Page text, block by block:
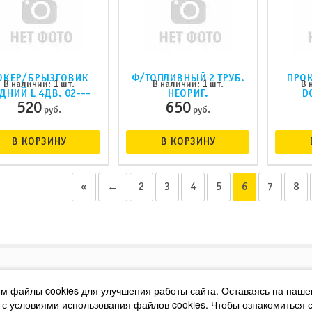
БРЫЗГОВИК
L 4ДВ. 02---
В наличии:1 шт.
520руб.
В КОРЗИНУ
Ф/ТОПЛИВНЫЙ 2 ТРУБ.
НЕОРИГ.
В наличии:1 шт.
650руб.
В КОРЗИНУ
В
« ← 2 3 4 5 6 7 8
PEMCO, YMIOIL, INTREK, GT
файлы cookies для улучшения работы сайта. Оставаясь на
с условиями использования файлов cookies. Чтобы ознакомиться